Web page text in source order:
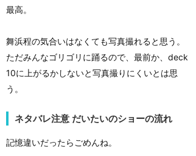
最高。
舞浜程の気合いはなくても写真撮れると思う。
ただみんなゴリゴリに踊るので、最前か、deck
10に上がるかしないと写真撮りにくいとは思
う。
ネタバレ注意 だいたいのショーの流れ
記憶違いだったらごめんね。